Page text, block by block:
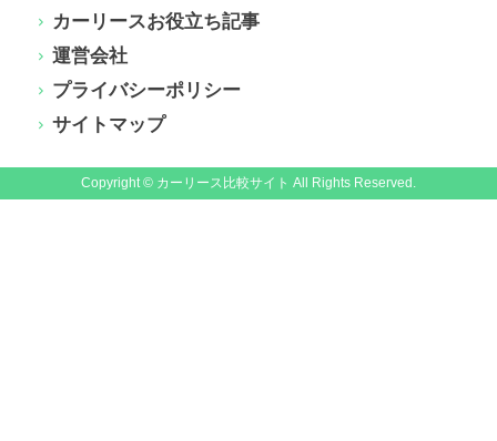
カーリースお役立ち記事
運営会社
プライバシーポリシー
サイトマップ
Copyright © カーリース比較サイト All Rights Reserved.